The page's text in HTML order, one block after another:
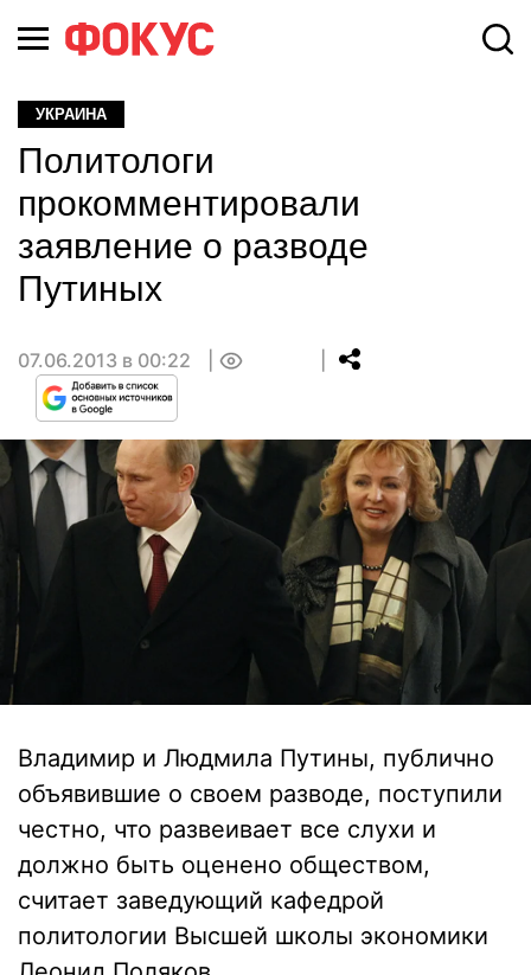
УКРАИНА
Политологи
прокомментировали
заявление о разводе
Путиных
07.06.2013 в 00:22
Владимир и Людмила Путины, публично
объявившие о своем разводе, поступили
честно, что развеивает все слухи и
должно быть оценено обществом,
считает заведующий кафедрой
политологии Высшей школы экономики